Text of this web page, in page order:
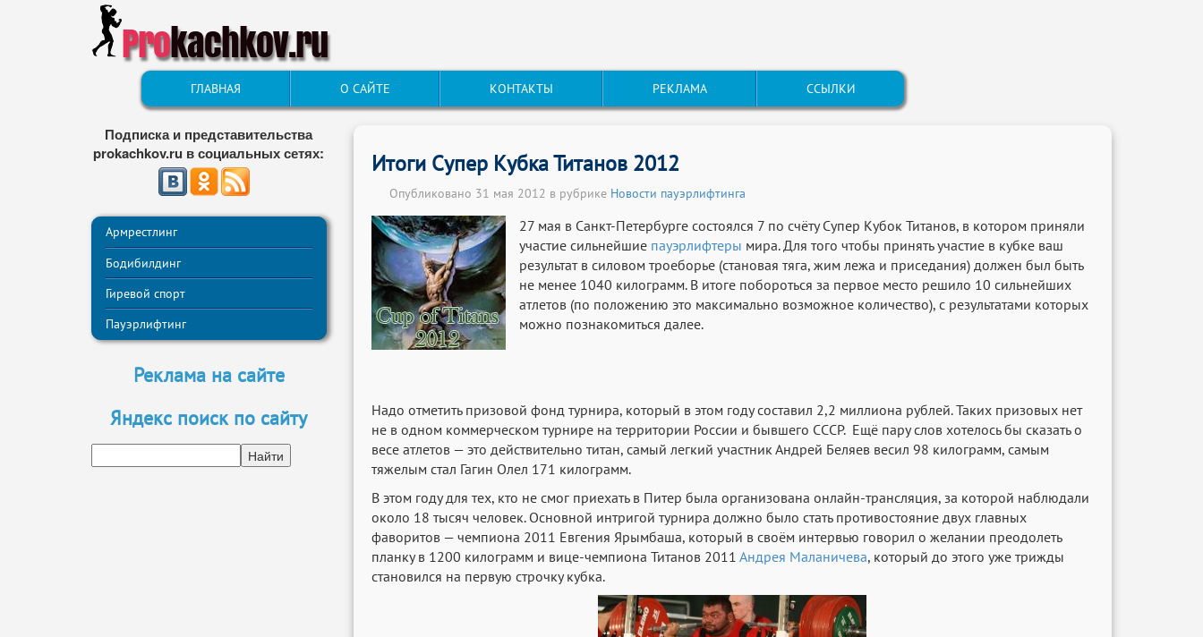
Prokachkov.ru
ГЛАВНАЯ О САЙТЕ КОНТАКТЫ РЕКЛАМА ССЫЛКИ
Подписка и представительства
prokachkov.ru в социальных сетях:
Армрестлинг
Бодибилдинг
Гиревой спорт
Пауэрлифтинг
Реклама на сайте
Яндекс поиск по сайту
Итоги Супер Кубка Титанов 2012
Опубликовано 31 мая 2012 в рубрике Новости пауэрлифтинга
27 мая в Санкт-Петербурге состоялся 7 по счёту Супер Кубок Титанов, в котором приняли
участие сильнейшие пауэрлифтеры мира. Для того чтобы принять участие в кубке ваш
результат в силовом троеборье (становая тяга, жим лежа и приседания) должен был быть
не менее 1040 килограмм. В итоге побороться за первое место решило 10 сильнейших
атлетов (по положению это максимально возможное количество), с результатами которых
можно познакомиться далее.
Надо отметить призовой фонд турнира, который в этом году составил 2,2 миллиона рублей. Таких призовых нет
не в одном коммерческом турнире на территории России и бывшего СССР. Ещё пару слов хотелось бы сказать о
весе атлетов — это действительно титан, самый легкий участник Андрей Беляев весил 98 килограмм, самым
тяжелым стал Гагин Олел 171 килограмм.
В этом году для тех, кто не смог приехать в Питер была организована онлайн-трансляция, за которой наблюдали
около 18 тысяч человек. Основной интригой турнира должно было стать противостояние двух главных
фаворитов — чемпиона 2011 Евгения Ярымбаша, который в своём интервью говорил о желании преодолеть
планку в 1200 килограмм и вице-чемпиона Титанов 2011 Андрея Маланичева, который до этого уже трижды
становился на первую строчку кубка.